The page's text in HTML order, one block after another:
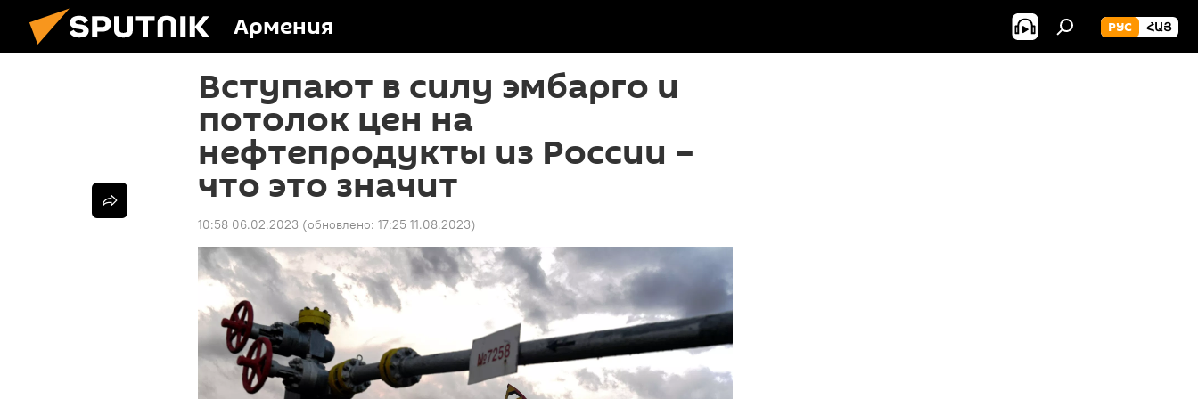
Армения РУС ՀԱՅ
Вступают в силу эмбарго и
потолок цен на
нефтепродукты из России –
что это значит
10:58 06.02.2023 (обновлено: 17:25 11.08.2023)